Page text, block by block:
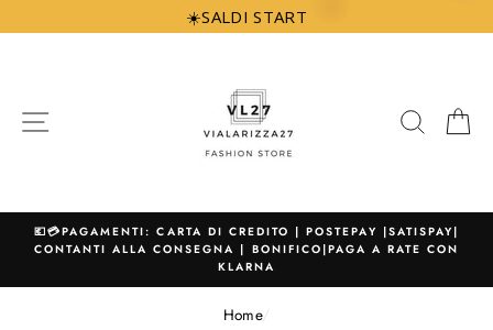
direttamente
☀️SALDI START
💶💳PAGAMENTI: CARTA DI CREDITO | POSTEPAY |SATISPAY|
CONTANTI ALLA CONSEGNA | BONIFICO|PAGA A RATE CON
KLARNA
Home/